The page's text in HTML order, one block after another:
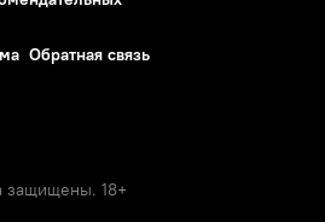
Обратная связь
защищены. 18+